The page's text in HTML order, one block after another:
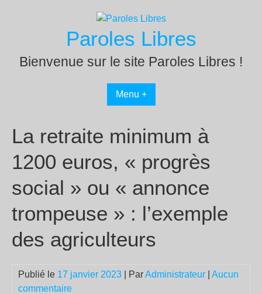
Paroles Libres
Bienvenue sur le site Paroles Libres !
Menu +
La retraite minimum à
1200 euros, « progrès
social » ou « annonce
trompeuse » : l’exemple
des agriculteurs
Publié le 17 janvier 2023 | ParAdministrateur
Aucun
commentaire